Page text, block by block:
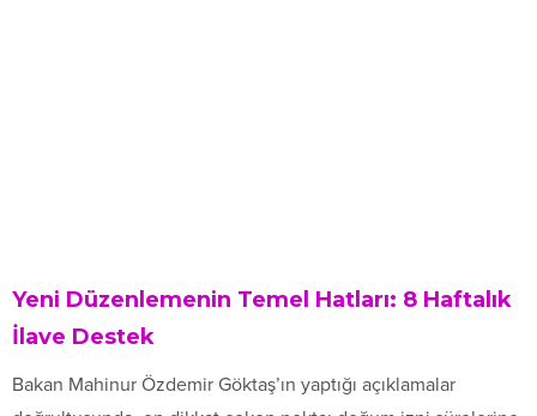
Yeni Düzenlemenin Temel Hatları: 8 Haftalık
İlave Destek
Bakan Mahinur Özdemir Göktaş’ın yaptığı açıklamalar